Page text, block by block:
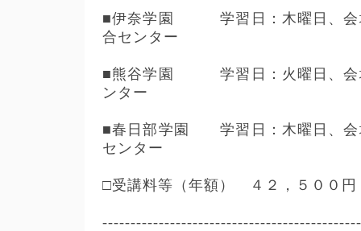
■伊奈学園 学習日：木曜日、会
合センター
■熊谷学園 学習日：火曜日、会
ンター
■春日部学園 学習日：木曜日、会
センター
□受講料等（年額） ４２，５００円